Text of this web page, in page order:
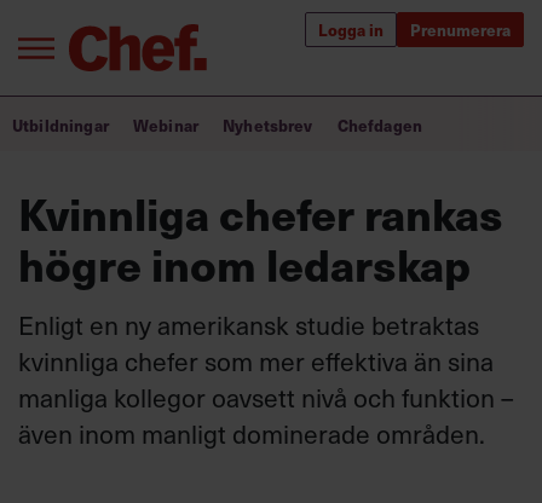
Logga in Prenumerera
Annonsera
Bra ledare förändrar världen
Utbildning för ledare
Chefakademin+
Populära utbildningar
Utbildningar Webinar Nyhetsbrev Chefdagen
Kvinnliga chefer rankas
högre inom ledarskap
Enligt en ny amerikansk studie betraktas
kvinnliga chefer som mer effektiva än sina
manliga kollegor oavsett nivå och funktion –
även inom manligt dominerade områden.